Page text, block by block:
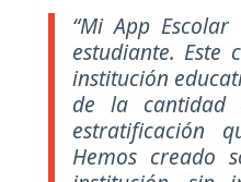
“Mi App
estudiante. Este
institución
de la cantidad
estratificación
Hemos creado